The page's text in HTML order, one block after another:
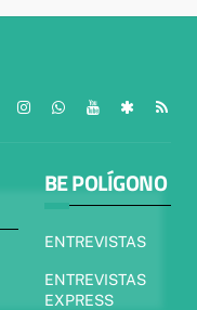
BE POLÍGONO
ENTREVISTAS
ENTREVISTAS
EXPRESS